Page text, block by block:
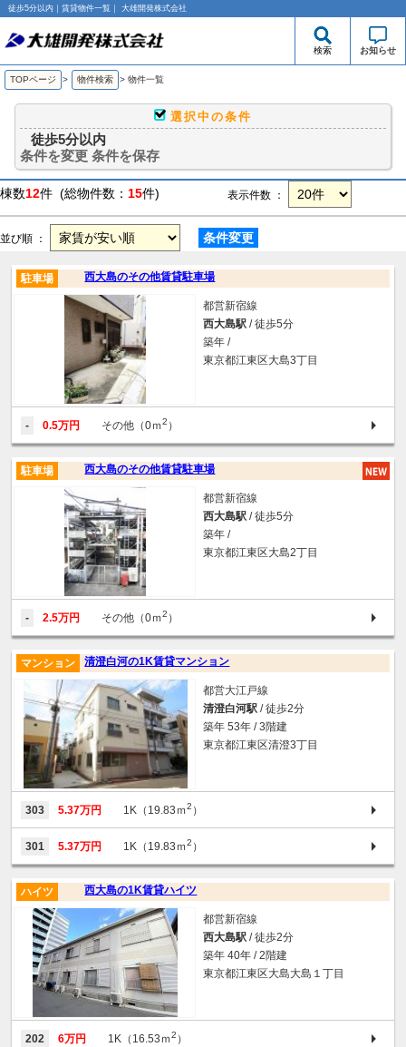
徒歩5分以内｜賃貸物件一覧｜ 大雄開発株式会社
検索 お知らせ
TOPページ > 物件検索 > 物件一覧
選択中の条件
徒歩5分以内
条件を変更 条件を保存
棟数12件 (総物件数： 15件) 表示件数 ：
並び順 ： 条件変更
西大島のその他賃貸駐車場
駐車場
都営新宿線
西大島駅 / 徒歩5分
築年 /
東京都江東区大島3丁目
- 0.5万円 その他（0ｍ2 ）
西大島のその他賃貸駐車場
駐車場
都営新宿線
西大島駅 / 徒歩5分
築年 /
東京都江東区大島2丁目
- 2.5万円 その他（0ｍ2 ）
清澄白河の1K賃貸マンション
マンション
都営大江戸線
清澄白河駅 / 徒歩2分
築年 53年 / 3階建
東京都江東区清澄3丁目
303 5.37万円 1K（19.83ｍ2 ）
301 5.37万円 1K（19.83ｍ2 ）
西大島の1K賃貸ハイツ
ハイツ
都営新宿線
西大島駅 / 徒歩2分
築年 40年 / 2階建
東京都江東区大島大島１丁目
202 6万円 1K（16.53ｍ2 ）